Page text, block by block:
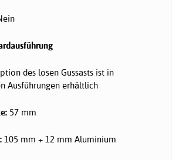
des losen Gussasts ist in
Ausführungen erhältlich
57 mm
105 mm + 12 mm Aluminium